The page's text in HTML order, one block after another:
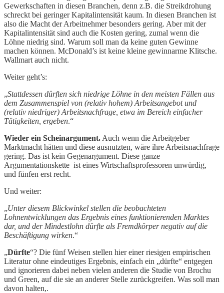
Gewerkschaften in diesen Branchen, denn z.B. die Streikdrohung
schreckt bei geringer Kapitalintensität kaum. In diesen Branchen ist
also die Macht der Arbeitnehmer besonders gering. Aber mit der
Kapitalintensität sind auch die Kosten gering, zumal wenn die
Löhne niedrig sind. Warum soll man da keine guten Gewinne
machen können. McDonald’s ist keine kleine gewinnarme Klitsche.
Wallmart auch nicht.
Weiter geht’s:
„Stattdessen dürften sich niedrige Löhne in den meisten Fällen aus
dem Zusammenspiel von (relativ hohem) Arbeitsangebot und
(relativ niedriger) Arbeitsnachfrage, etwa im Bereich einfacher
Tätigkeiten, ergeben.“
Wieder ein Scheinargument. Auch wenn die Arbeitgeber
Marktmacht hätten und diese ausnutzten, wäre ihre Arbeitsnachfrage
gering. Das ist kein Gegenargument. Diese ganze
Argumentationskette ist eines Wirtschaftsprofessoren unwürdig,
und fünfen erst recht.
Und weiter:
„Unter diesem Blickwinkel stellen die beobachteten
Lohnentwicklungen das Ergebnis eines funktionierenden Marktes
dar, und der Mindestlohn dürfte als Fremdkörper negativ auf die
Beschäftigung wirken.“
„Dürfte“? Die fünf Weisen stellen hier einer riesigen empirischen
Literatur ohne eindeutiges Ergebnis, einfach ein „dürfte“ entgegen
und ignorieren dabei neben vielen anderen die Studie von Brochu
und Green, auf die sie an anderer Stelle zurückgreifen. Was soll man
davon halten,.